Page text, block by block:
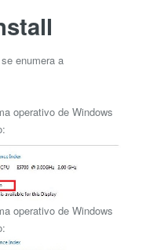
enumera a
operativo de Windows
operativo de Windows